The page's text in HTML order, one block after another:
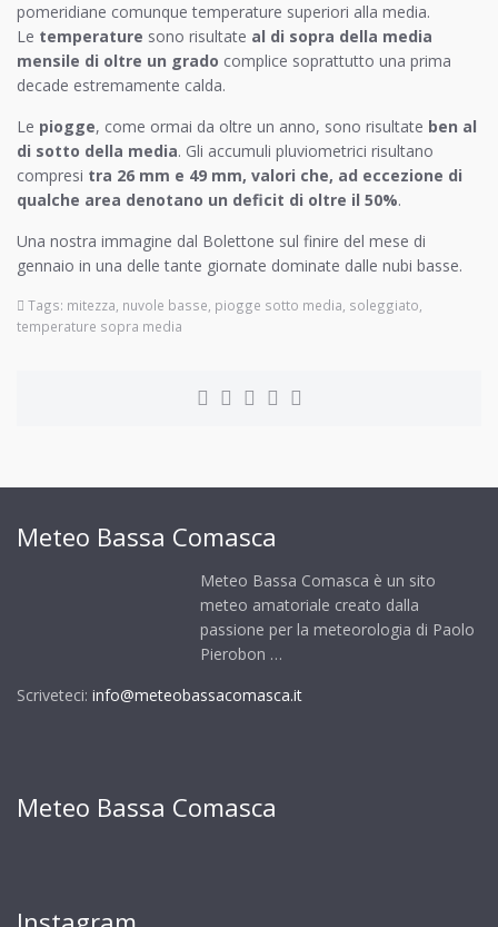
pomeridiane comunque temperature superiori alla media.
Le temperature sono risultate al di sopra della media
mensile di oltre un grado complice soprattutto una prima
decade estremamente calda.
Le piogge, come ormai da oltre un anno, sono risultate ben al
di sotto della media. Gli accumuli pluviometrici risultano
compresi tra 26 mm e 49 mm, valori che, ad eccezione di
qualche area denotano un deficit di oltre il 50%.
Una nostra immagine dal Bolettone sul finire del mese di
gennaio in una delle tante giornate dominate dalle nubi basse.
Tags: mitezza, nuvole basse, piogge sotto media, soleggiato,
temperature sopra media
Meteo Bassa Comasca
Meteo Bassa Comasca è un sito
meteo amatoriale creato dalla
passione per la meteorologia di Paolo
Pierobon …
Scriveteci: info@meteobassacomasca.it
Meteo Bassa Comasca